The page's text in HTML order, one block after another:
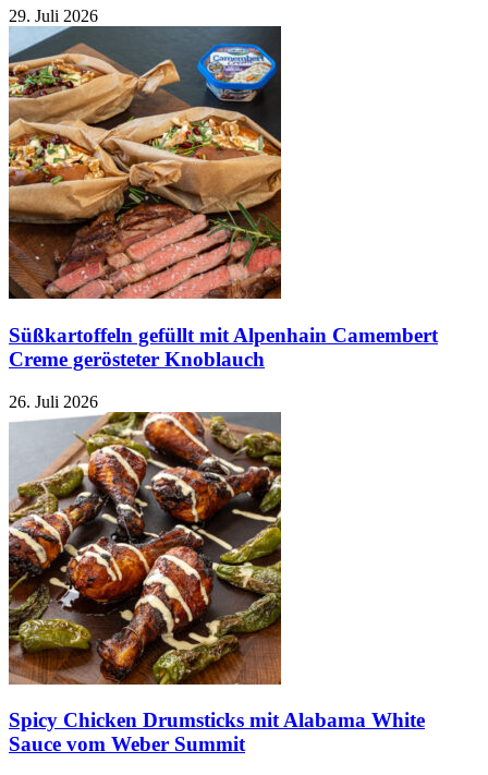
29. Juli 2026
Süßkartoffeln gefüllt mit Alpenhain Camembert
Creme gerösteter Knoblauch
26. Juli 2026
Spicy Chicken Drumsticks mit Alabama White
Sauce vom Weber Summit